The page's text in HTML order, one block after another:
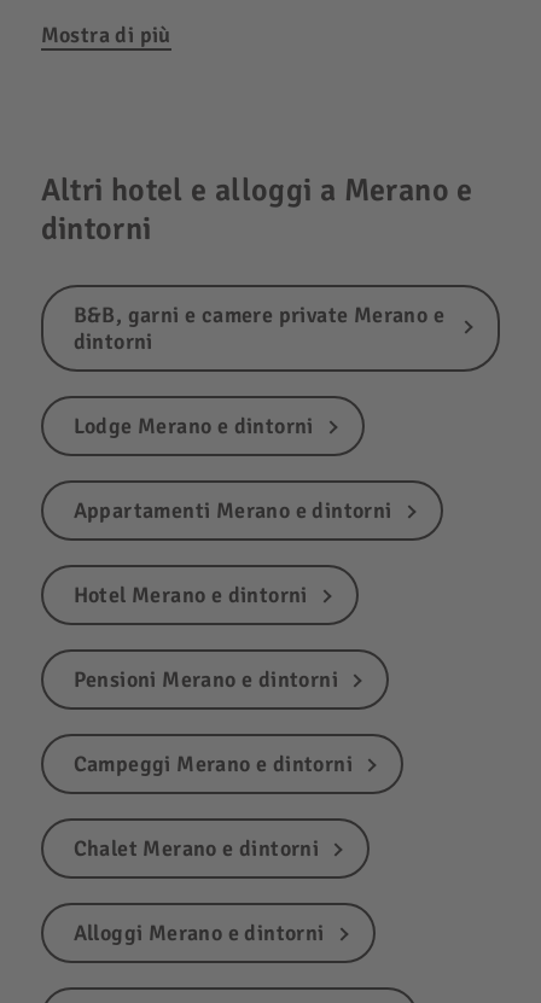
Mostra di più
Altri hotel e alloggi a Merano e
dintorni
B&B, garni e camere private Merano e
dintorni
Lodge Merano e dintorni
Appartamenti Merano e dintorni
Hotel Merano e dintorni
Pensioni Merano e dintorni
Campeggi Merano e dintorni
Chalet Merano e dintorni
Alloggi Merano e dintorni